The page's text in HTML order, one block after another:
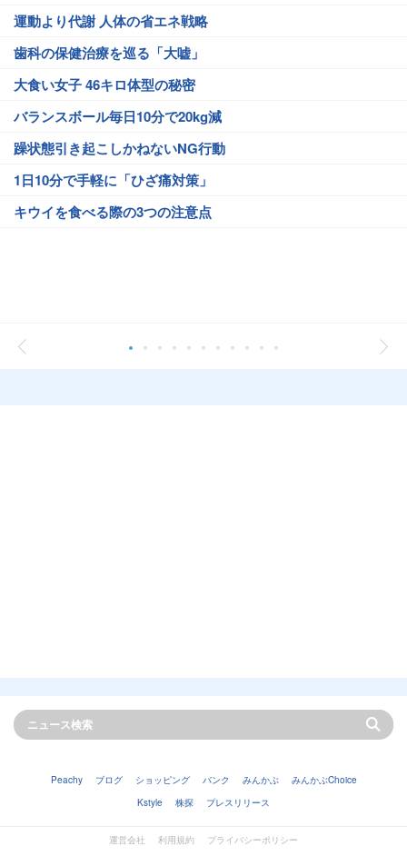
運動より代謝 人体の省エネ戦略
歯科の保健治療を巡る「大嘘」
大食い女子 46キロ体型の秘密
バランスボール毎日10分で20kg減
躁状態引き起こしかねないNG行動
1日10分で手軽に「ひざ痛対策」
キウイを食べる際の3つの注意点
Peachy ブログ ショッピング バンク みんかぶ
みんかぶChoice
Kstyle
株探 プレスリリース
運営会社 利用規約 プライバシーポリシー